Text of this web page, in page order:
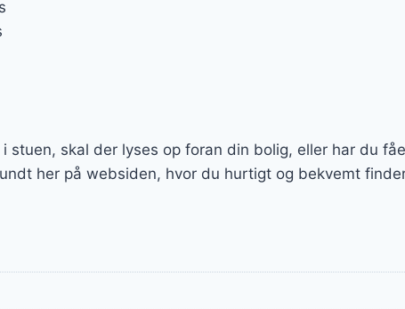
stuen, skal der lyses op foran din bolig, eller har du
her på websiden, hvor du hurtigt og bekvemt